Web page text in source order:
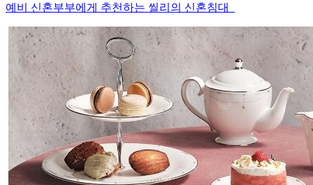
예비 신혼부부에게 추천하는 씰리의 신혼침대